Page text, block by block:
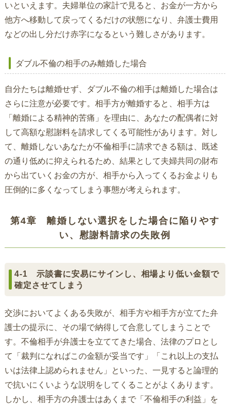
いといえます。夫婦単位の家計で見ると、お金が一方から
他方へ移動して戻ってくるだけの状態になり、弁護士費用
などの出し分だけ赤字になるという難しさがあります。
ダブル不倫の相手のみ離婚した場合
自分たちは離婚せず、ダブル不倫の相手は離婚した場合は
さらに注意が必要です。相手方が離婚すると、相手方は
「離婚による精神的苦痛」を理由に、あなたの配偶者に対
して高額な慰謝料を請求してくる可能性があります。対し
て、離婚しないあなたが不倫相手に請求できる額は、既述
の通り低めに抑えられるため、結果として夫婦共同の財布
から出ていくお金の方が、相手から入ってくるお金よりも
圧倒的に多くなってしまう事態が考えられます。
第4章 離婚しない選択をした場合に陥りやす
い、慰謝料請求の失敗例
4-1 示談書に安易にサインし、相場より低い金額で
確定させてしまう
交渉においてよくある失敗が、相手方や相手方が立てた弁
護士の提示に、その場で納得して合意してしまうことで
す。不倫相手が弁護士を立ててきた場合、法律のプロとし
て「裁判になればこの金額が妥当です」「これ以上の支払
いは法律上認められません」といった、一見すると論理的
で抗いにくいような説明をしてくることがよくあります。
しかし、相手方の弁護士はあくまで「不倫相手の利益」を